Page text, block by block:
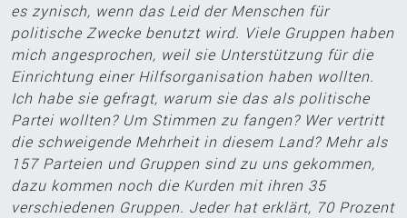
es zynisch, wenn das Leid der Menschen für
politische Zwecke benutzt wird. Viele Gruppen haben
mich angesprochen, weil sie Unterstützung für die
Einrichtung einer Hilfsorganisation haben wollten.
Ich habe sie gefragt, warum sie das als politische
Partei wollten? Um Stimmen zu fangen? Wer vertritt
die schweigende Mehrheit in diesem Land? Mehr als
157 Parteien und Gruppen sind zu uns gekommen,
dazu kommen noch die Kurden mit ihren 35
verschiedenen Gruppen. Jeder hat erklärt, 70 Prozent